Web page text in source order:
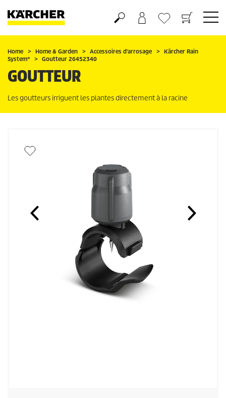
Panier
Mes Favoris
Home Home & Garden Accessoires d'arrosage
Kärcher Rain
System® Goutteur 26452340
GOUTTEUR
Les goutteurs irriguent les plantes directement à la racine